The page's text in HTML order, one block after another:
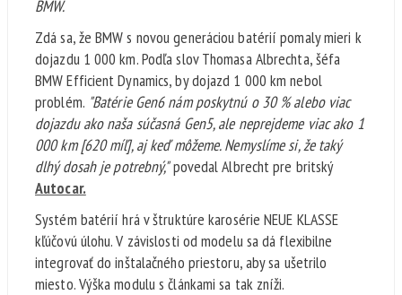
BMW.
Zdá sa, že BMW s novou generáciou batérií pomaly mieri k
dojazdu 1 000 km. Podľa slov Thomasa Albrechta, šéfa
BMW Efficient Dynamics, by dojazd 1 000 km nebol
problém. "Batérie Gen6 nám poskytnú o 30 % alebo viac
dojazdu ako naša súčasná Gen5, ale neprejdeme viac ako 1
000 km [620 míľ], aj keď môžeme. Nemyslíme si, že taký
dlhý dosah je potrebný,"povedal Albrecht pre britský
Autocar.
Systém batérií hrá v štruktúre karosérie NEUE KLASSE
kľúčovú úlohu. V závislosti od modelu sa dá flexibilne
integrovať do inštalačného priestoru, aby sa ušetrilo
miesto. Výška modulu s článkami sa tak zníži.